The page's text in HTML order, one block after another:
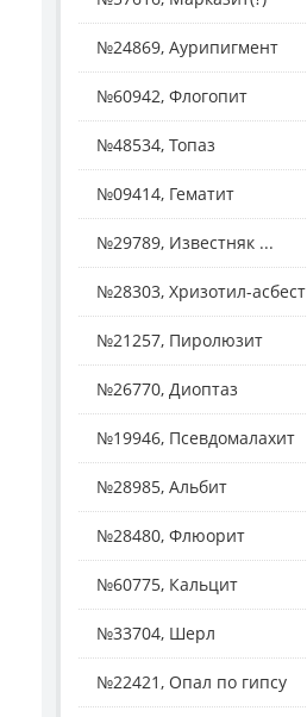
№24869, Аурипигмент
№60942, Флогопит
№48534, Топаз
№09414, Гематит
№29789, Известняк ...
№28303, Хризотил-асбест
№21257, Пиролюзит
№26770, Диоптаз
№19946, Псевдомалахит
№28985, Альбит
№28480, Флюорит
№60775, Кальцит
№33704, Шерл
№22421, Опал по гипсу